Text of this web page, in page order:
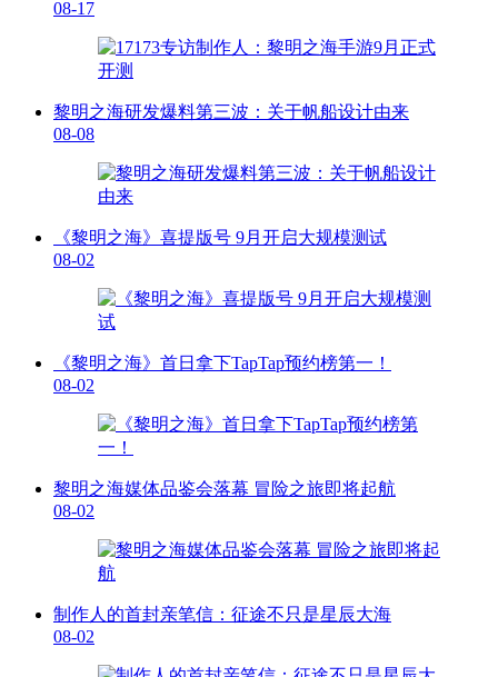
08-17
黎明之海研发爆料第三波：关于帆船设计由来
08-08
《黎明之海》喜提版号 9月开启大规模测试
08-02
《黎明之海》首日拿下TapTap预约榜第一！
08-02
黎明之海媒体品鉴会落幕 冒险之旅即将起航
08-02
制作人的首封亲笔信：征途不只是星辰大海
08-02